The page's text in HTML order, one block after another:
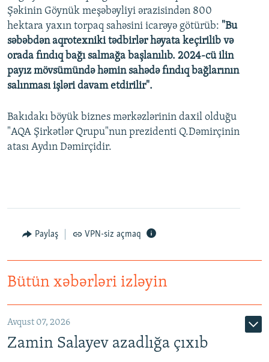
Şəkinin Göynük meşəbəyliyi ərazisindən 800
hektara yaxın torpaq sahəsini icarəyə götürüb: "Bu
səbəbdən aqrotexniki tədbirlər həyata keçirilib və
orada fındıq bağı salmağa başlanılıb. 2024-cü ilin
payız mövsümündə həmin sahədə fındıq bağlarının
salınması işləri davam etdirilir".
Bakıdakı böyük biznes mərkəzlərinin daxil olduğu
"AQA Şirkətlər Qrupu"nun prezidenti Q.Dəmirçinin
atası Aydın Dəmirçidir.
Paylaş VPN-siz açmaq
Bütün xəbərləri izləyin
Avqust 07, 2026
Zamin Salayev azadlığa çıxıb